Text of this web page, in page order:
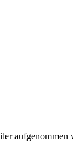
aufgenommen